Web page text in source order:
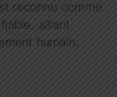
reconnu comme
alliant
humain.